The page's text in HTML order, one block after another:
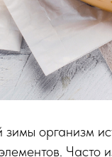
организм
Часто